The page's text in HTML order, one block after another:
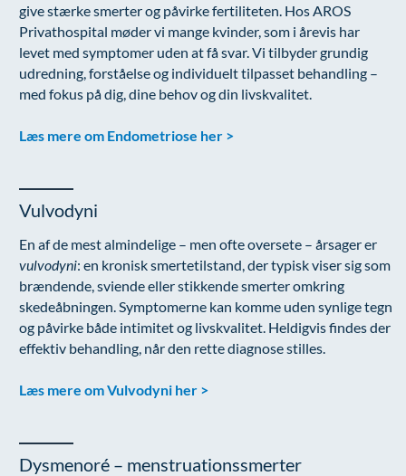
give stærke smerter og påvirke fertiliteten. Hos AROS
Privathospital møder vi mange kvinder, som i årevis har
levet med symptomer uden at få svar. Vi tilbyder grundig
udredning, forståelse og individuelt tilpasset behandling –
med fokus på dig, dine behov og din livskvalitet.
Læs mere om Endometriose her >
Vulvodyni
En af de mest almindelige – men ofte oversete – årsager er
vulvodyni: en kronisk smertetilstand, der typisk viser sig som
brændende, sviende eller stikkende smerter omkring
skedeåbningen. Symptomerne kan komme uden synlige tegn
og påvirke både intimitet og livskvalitet. Heldigvis findes der
effektiv behandling, når den rette diagnose stilles.
Læs mere om Vulvodyni her >
Dysmenoré – menstruationssmerter